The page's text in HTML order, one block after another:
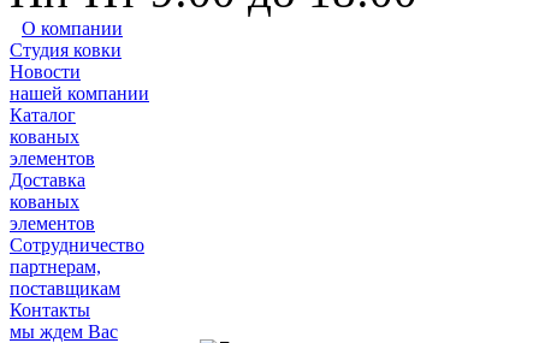
О компании
Студия ковки
Новости
нашей компании
Каталог
кованых
элементов
Доставка
кованых
элементов
Сотрудничество
партнерам,
поставщикам
Контакты
мы ждем Вас